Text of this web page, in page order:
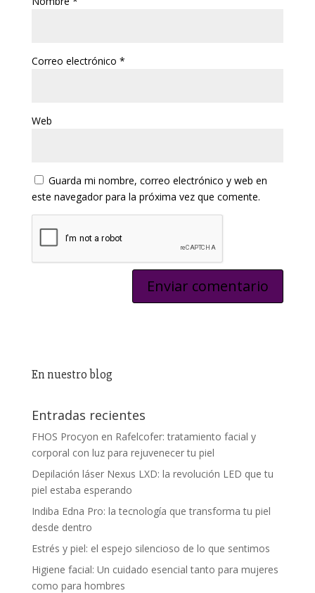
Correo electrónico *
Web
Guarda mi nombre, correo electrónico y web en
este navegador para la próxima vez que comente.
En nuestro blog
Entradas recientes
FHOS Procyon en Rafelcofer: tratamiento facial y
corporal con luz para rejuvenecer tu piel
Depilación láser Nexus LXD: la revolución LED que tu
piel estaba esperando
Indiba Edna Pro: la tecnología que transforma tu piel
desde dentro
Estrés y piel: el espejo silencioso de lo que sentimos
Higiene facial: Un cuidado esencial tanto para mujeres
como para hombres